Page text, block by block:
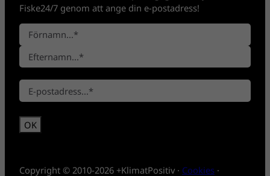
Fiske24/7 genom att ange din e-postadress!
N
a
n
*
F
ö
r
a
m
n
t
e
m
E
-
*
Copyright © 2010-2026 +KlimatPositiv · Cookies ·